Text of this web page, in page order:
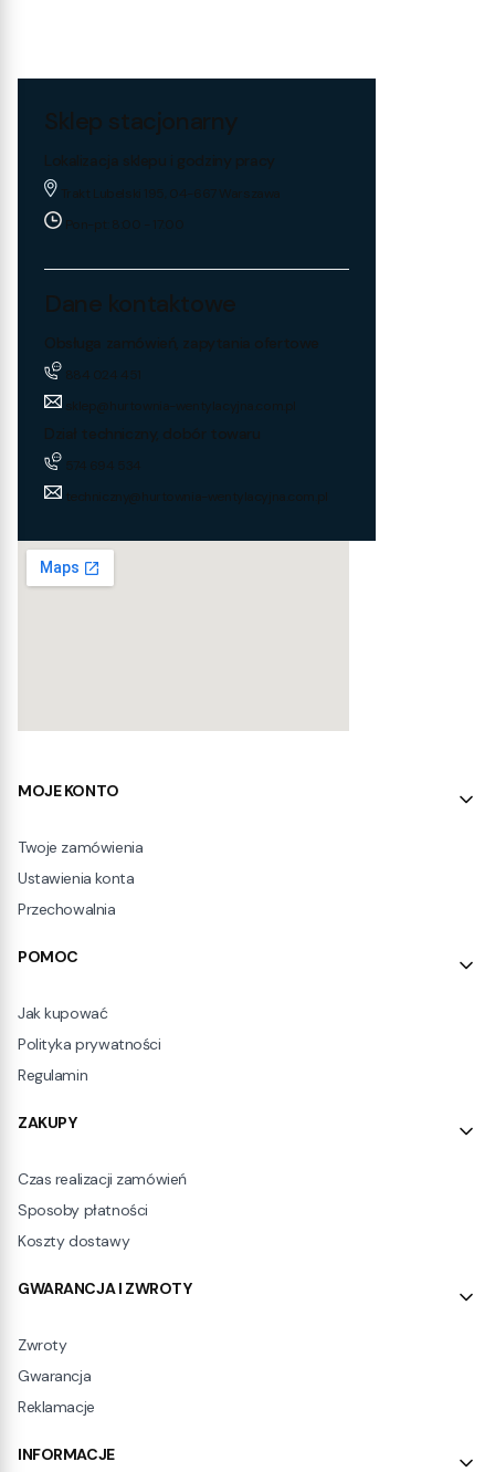
Sklep stacjonarny
Lokalizacja sklepu i godziny pracy
Trakt Lubelski 195, 04-667 Warszawa
Pon-pt: 8:00 - 17:00
Dane kontaktowe
Obsługa zamówień, zapytania ofertowe
884 024 451
sklep@hurtownia-wentylacyjna.com.pl
Dział techniczny, dobór towaru
574 694 534
techniczny@hurtownia-wentylacyjna.com.pl
Linki w stopce
MOJE KONTO
Twoje zamówienia
Ustawienia konta
Przechowalnia
POMOC
Jak kupować
Polityka prywatności
Regulamin
ZAKUPY
Czas realizacji zamówień
Sposoby płatności
Koszty dostawy
GWARANCJA I ZWROTY
Zwroty
Gwarancja
Reklamacje
INFORMACJE